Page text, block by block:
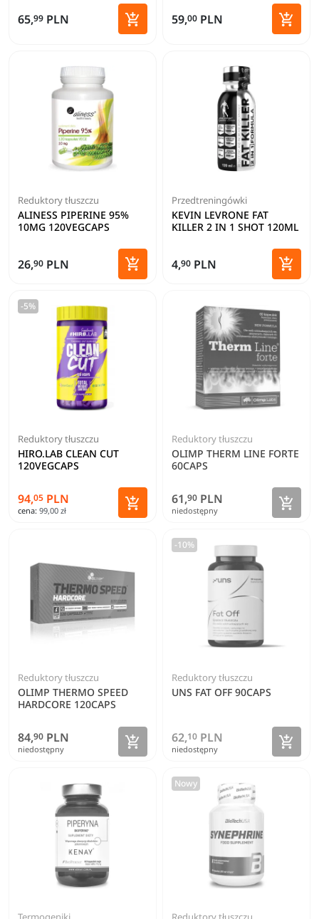
65,99 PLN 
Dodaj do koszyka
59,00 PLN 
Dodaj
Reduktory tłuszczu
ALINESS PIPERINE 95%
10MG 120VEGCAPS
26,90 PLN 
Dodaj do koszyka
Przedtreningówki
KEVIN LEVRONE FAT
KILLER 2 IN 1 SHOT 120ML
4,90 PLN 
Dodaj
-5%
Reduktory tłuszczu
HIRO.LAB CLEAN CUT
120VEGCAPS
94,05 PLN
cena: 99,00 zł 
Dodaj do koszyka
Reduktory tłuszczu
OLIMP THERM LINE FORTE
60CAPS
61,90 PLN
niedostępny 
Reduktory tłuszczu
OLIMP THERMO SPEED
HARDCORE 120CAPS
84,90 PLN
niedostępny  Zobacz szczegóły
-10%
Reduktory tłuszczu
UNS FAT OFF 90CAPS
62,10 PLN
niedostępny 
Nowy